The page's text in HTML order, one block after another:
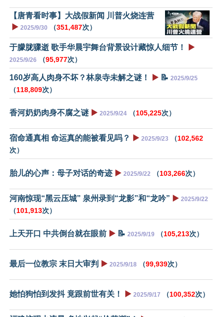
【唐青看时事】大战假新闻 川普火烧连营
▶️ 2025/9/30 （351,487次）
于朦胧骤逝 歌手华晨宇舞台背景设计藏惊人细节！ ▶️
2025/9/26 （95,977次）
160岁高人肉身不坏？林泉寺未解之谜！ ▶️ 📝 2025/9/25
（118,809次）
香河奶奶肉身不腐之谜 ▶️ 2025/9/24 （105,225次）
宿命通真相 命运真的能被看见吗？ ▶️ 2025/9/23 （102,562
次）
胎儿的心声：母子对话的奇迹 ▶️ 2025/9/22 （103,266次）
河南惊现“黑云压城” 泉州录到“龙影”和“龙吟” ▶️ 2025/9/22
（101,913次）
上天开口 中共倒台就在眼前 ▶️ 📝 2025/9/19 （105,213次）
最后一位教宗 末日大审判 ▶️ 2025/9/18 （99,939次）
她怕狗怕到发抖 竟跟前世有关！ ▶️ 2025/9/17 （100,352次）